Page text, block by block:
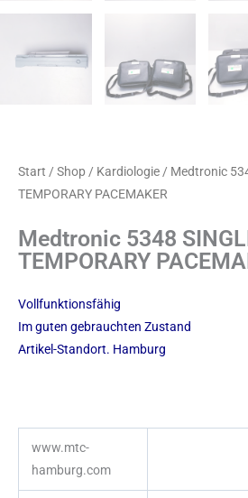
Start / Shop / Kardiologie / Medtronic
TEMPORARY PACEMAKER
Medtronic 5348
TEMPORARY
Vollfunktionsfähig
Im guten gebrauchten Zustand
Artikel-Standort. Hamburg
www.mtc-
hamburg.com